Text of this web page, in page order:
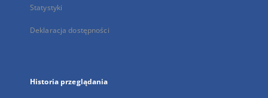
Statystyki
Deklaracja dostępności
Historia przeglądania